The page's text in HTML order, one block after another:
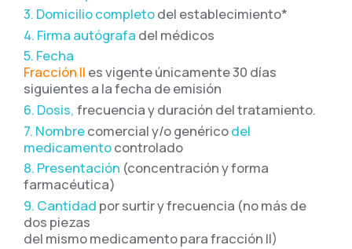
3. Domicilio completodel establecimiento*
4. Firma autógrafa del médicos
5. Fecha
Fracción II es vigente únicamente 30 días
siguientes a la fecha de emisión
6. Dosis, frecuencia y duración del tratamiento.
7. Nombrecomercial y/o genéricodel
medicamentocontrolado
8. Presentación (concentración y forma
farmacéutica)
9. Cantidad por surtir y frecuencia (no más de
dos piezas
del mismo medicamento para fracción II)